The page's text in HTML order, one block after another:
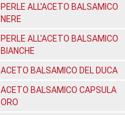
PERLE ALL'ACETO BALSAMICO
NERE
PERLE ALL'ACETO BALSAMICO
BIANCHE
ACETO BALSAMICO DEL DUCA
ACETO BALSAMICO CAPSULA
ORO